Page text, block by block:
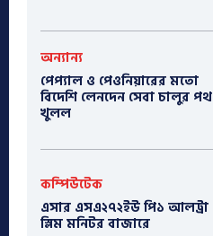
অন্যান্য
পেপ্যাল ও পেওনিয়ারের মতো
বিদেশি লেনদেন সেবা চালুর পথ
খুলল
কম্পিউটেক
এসার এসএ২৭২ইউ পি১ আলট্রা
স্লিম মনিটর বাজারে